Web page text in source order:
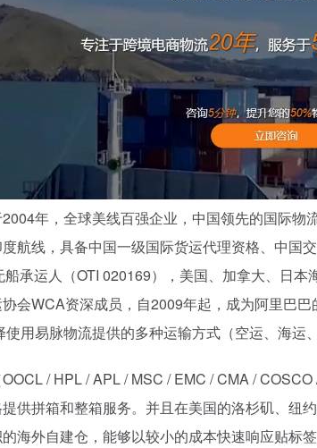
年，全球美线百强企业，中国领先的国际
航线，具备中国一级国际货运代理资格、中国
船承运人（OTI 020169），美国、加拿大、日
会WCA资深成员，自2009年起，成为阿里巴
用易脉物流提供的多种运输方式（空运、海运
/ HPL / APL / MSC / EMC / CMA /
供拼箱和整箱服务。并且在美国的洛杉矶、纽
海外自建仓，能够以较小的成本快速响应贴标